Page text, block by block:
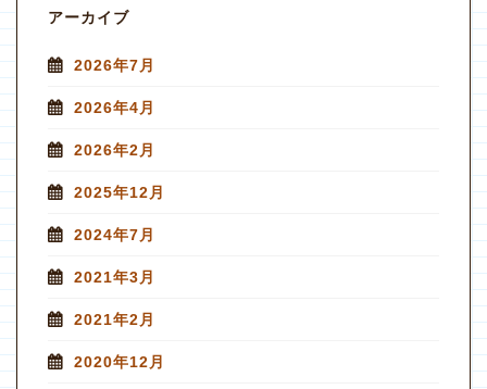
アーカイブ
2026年7月
2026年4月
2026年2月
2025年12月
2024年7月
2021年3月
2021年2月
2020年12月